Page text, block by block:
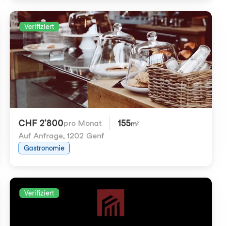
Verifiziert
CHF 2'800pro Monat 155m²
Auf Anfrage, 1202 Genf
Gastronomie
Verifiziert